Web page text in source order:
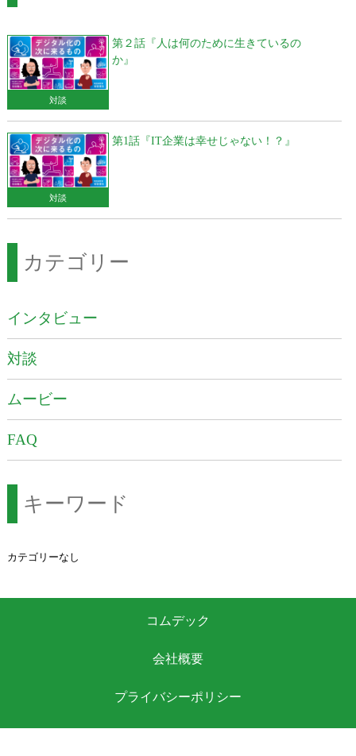
対談
第２話『人は何のために生きているの
か』
対談
第1話『IT企業は幸せじゃない！？』
カテゴリー
インタビュー
対談
ムービー
FAQ
キーワード
カテゴリーなし
コムデック
会社概要
プライバシーポリシー